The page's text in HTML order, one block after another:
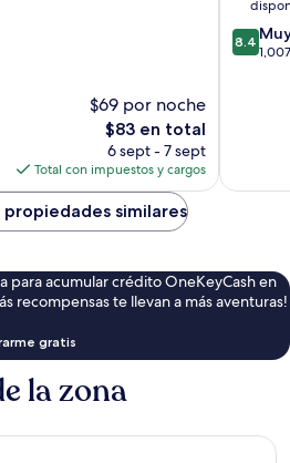
$69 por noche
El
precio
actual
es
de
$83
$83 en total
6 sept - 7 sept
Total con impuestos y cargos
Filton
by
IHG
8.4
de
8.4
propiedades similares
para acumular crédito OneKeyCash en
recompensas te llevan a más aventuras!
gratis
la zona